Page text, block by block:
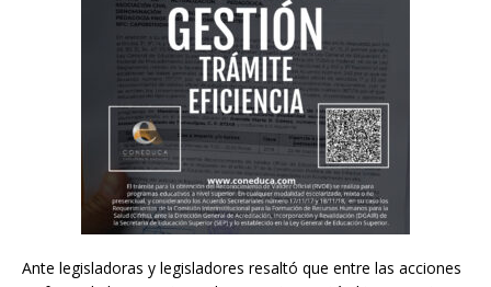
Ante legisladoras y legisladores resaltó que entre las acciones